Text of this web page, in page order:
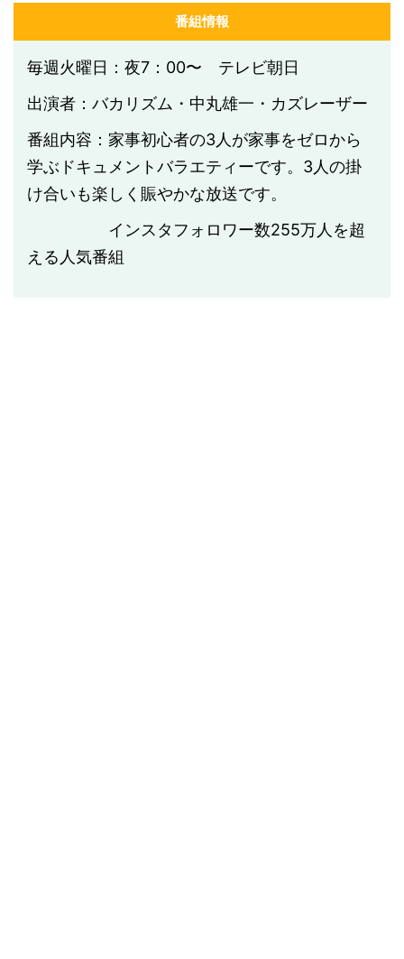
番組情報
毎週火曜日：夜7：00〜 テレビ朝日
出演者：バカリズム・中丸雄一・カズレーザー
番組内容：家事初心者の3人が家事をゼロから
学ぶドキュメントバラエティーです。3人の掛
け合いも楽しく賑やかな放送です。
インスタフォロワー数255万人を超
える人気番組